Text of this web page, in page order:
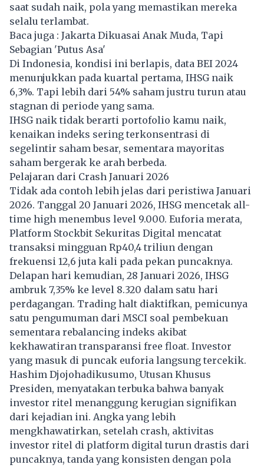
saat sudah naik, pola yang memastikan mereka
selalu terlambat.
Baca juga : Jakarta Dikuasai Anak Muda, Tapi
Sebagian 'Putus Asa'
Di Indonesia, kondisi ini berlapis, data BEI 2024
menunjukkan pada kuartal pertama, IHSG naik
6,3%. Tapi lebih dari 54% saham justru turun atau
stagnan di periode yang sama.
IHSG naik tidak berarti portofolio kamu naik,
kenaikan indeks sering terkonsentrasi di
segelintir saham besar, sementara mayoritas
saham bergerak ke arah berbeda.
Pelajaran dari Crash Januari 2026
Tidak ada contoh lebih jelas dari peristiwa Januari
2026. Tanggal 20 Januari 2026, IHSG mencetak all-
time high menembus level 9.000. Euforia merata,
Platform Stockbit Sekuritas Digital mencatat
transaksi mingguan Rp40,4 triliun dengan
frekuensi 12,6 juta kali pada pekan puncaknya.
Delapan hari kemudian, 28 Januari 2026, IHSG
ambruk 7,35% ke level 8.320 dalam satu hari
perdagangan. Trading halt diaktifkan, pemicunya
satu pengumuman dari MSCI soal pembekuan
sementara rebalancing indeks akibat
kekhawatiran transparansi free float. Investor
yang masuk di puncak euforia langsung tercekik.
Hashim Djojohadikusumo, Utusan Khusus
Presiden, menyatakan terbuka bahwa banyak
investor ritel menanggung kerugian signifikan
dari kejadian ini. Angka yang lebih
mengkhawatirkan, setelah crash, aktivitas
investor ritel di platform digital turun drastis dari
puncaknya, tanda yang konsisten dengan pola